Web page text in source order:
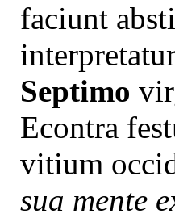
faciunt
Septimo
Econtra
vitium
sua mente